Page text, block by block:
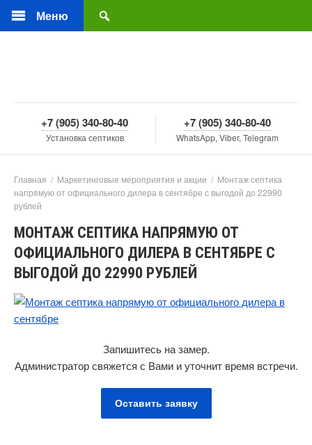
Меню
+7 (905) 340-80-40
Установка септиков
+7 (905) 340-80-40
WhatsApp, Viber, Telegram
Главная / Маркетинговые мероприятия и акции / Монтаж септика
напрямую от официального дилера в сентябре с выгодой до 22990
рублей
МОНТАЖ СЕПТИКА НАПРЯМУЮ ОТ
ОФИЦИАЛЬНОГО ДИЛЕРА В СЕНТЯБРЕ С
ВЫГОДОЙ ДО 22990 РУБЛЕЙ
Запишитесь на замер.
Администратор свяжется с Вами и уточнит время встречи.
Оставить заявку